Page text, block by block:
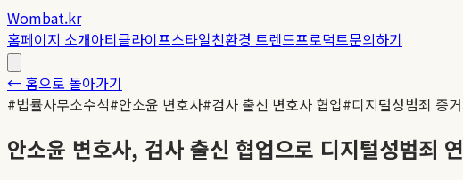
Wombat.kr
홈페이지 소개아티클라이프스타일친환경 트렌드프로덕트문의하기
← 홈으로 돌아가기
#법률사무소수석#안소윤 변호사#검사 출신 변호사 협업#디지털성범죄 증거
안소윤 변호사, 검사 출신 협업으로 디지털성범죄